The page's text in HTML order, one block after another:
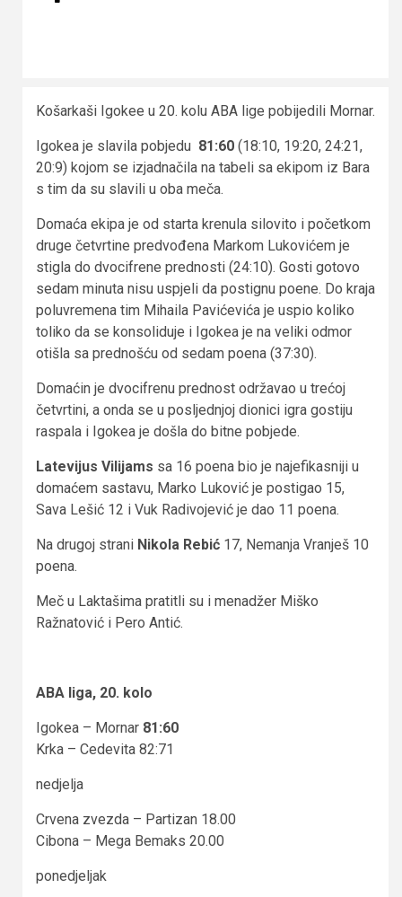
Košarkaši Igokee u 20. kolu ABA lige pobijedili Mornar.
Igokea je slavila pobjedu 81:60 (18:10, 19:20, 24:21,
20:9) kojom se izjadnačila na tabeli sa ekipom iz Bara
s tim da su slavili u oba meča.
Domaća ekipa je od starta krenula silovito i početkom
druge četvrtine predvođena Markom Lukovićem je
stigla do dvocifrene prednosti (24:10). Gosti gotovo
sedam minuta nisu uspjeli da postignu poene. Do kraja
poluvremena tim Mihaila Pavićevića je uspio koliko
toliko da se konsoliduje i Igokea je na veliki odmor
otišla sa prednošću od sedam poena (37:30).
Domaćin je dvocifrenu prednost održavao u trećoj
četvrtini, a onda se u posljednjoj dionici igra gostiju
raspala i Igokea je došla do bitne pobjede.
Latevijus Vilijams sa 16 poena bio je najefikasniji u
domaćem sastavu, Marko Luković je postigao 15,
Sava Lešić 12 i Vuk Radivojević je dao 11 poena.
Na drugoj strani Nikola Rebić 17, Nemanja Vranješ 10
poena.
Meč u Laktašima pratitli su i menadžer Miško
Ražnatović i Pero Antić.
ABA liga, 20. kolo
Igokea – Mornar 81:60
Krka – Cedevita 82:71
nedjelja
Crvena zvezda – Partizan 18.00
Cibona – Mega Bemaks 20.00
ponedjeljak